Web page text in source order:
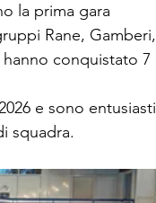
la prima gara
Rane, Gamberi,
conquistato 7
e sono entusiasti
squadra.